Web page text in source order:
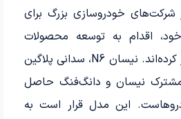
خودروسازی بزرگ برای
اقدام به توسعه محصولات
مخصوص برای این بازار کرده‌اند. نیسان N6، سدانی پلاگین
مشترک نیسان و دانگ‌فنگ حاصل
این مدل قرار است به